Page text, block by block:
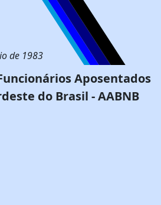
de 1983
Aposentados
do Brasil - AABNB